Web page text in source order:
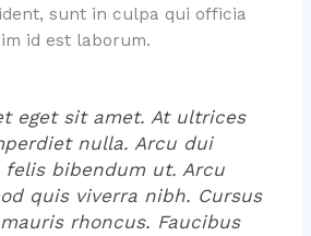
sunt in culpa qui officia
id est laborum.
eget sit amet. At ultrices
nulla. Arcu dui
felis bibendum ut. Arcu
quis viverra nibh. Cursus
rhoncus. Faucibus